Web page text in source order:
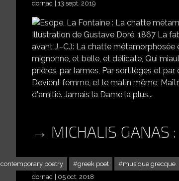
dornac
13 sept. 2019
Illustration de Gustave Doré, 1867 La
avant J.-C.): La chatte
mignonne, et belle, et délicate, Qui
prières, par larmes, Par sortilèges et
Devient femme, et le matin même,
d'amitié. Jamais la Dame la plus...
MICHALIS
poetry greek poet musique grecque
dornac
05 oct. 2018